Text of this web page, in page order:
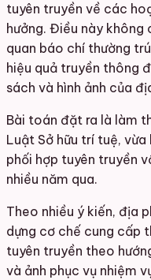
tuyên truyền về các
hưởng. Điều này
quan báo chí thường
hiệu quả truyền thông
sách và hình ảnh của
Bài toán đặt ra là làm
Luật Sở hữu trí tuệ,
phối hợp tuyên truyền
nhiều năm qua.
Theo nhiều ý kiến, địa
dựng cơ chế cung cấp
tuyên truyền theo
và ảnh phục vụ nhiệm